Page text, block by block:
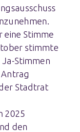
eine Stimme
stimmte
Stimmen
Stadtrat
2025
den